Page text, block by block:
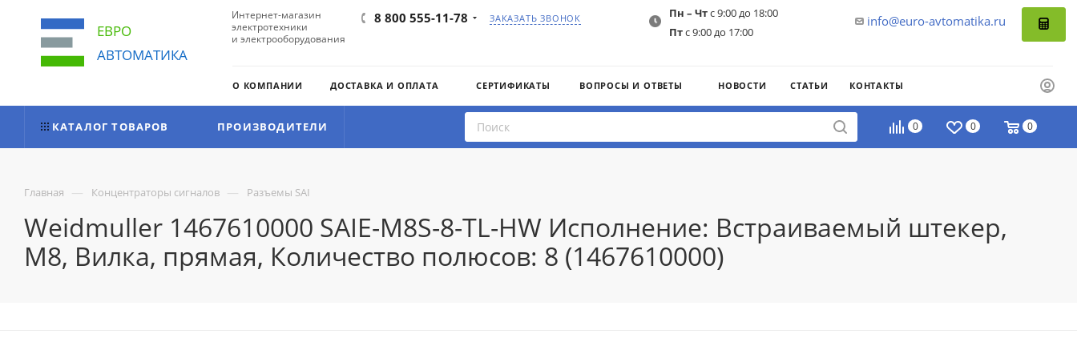
ЕВРО
АВТОМАТИКА
Интернет-магазин
электротехники
и электрооборудования
8 800 555-11-78 ЗАКАЗАТЬ ЗВОНОК info@euro-avtomatika.ru
Пн – Чтс 9:00 до 18:00
Птс 9:00 до 17:00
О КОМПАНИИ ДОСТАВКА И ОПЛАТА СЕРТИФИКАТЫ ВОПРОСЫ И ОТВЕТЫ НОВОСТИ СТАТЬИ КОНТАКТЫ
0 0 0
КАТАЛОГ ТОВАРОВ ПРОИЗВОДИТЕЛИ
Главная — Концентраторы сигналов — Разъемы SAI
Weidmuller 1467610000 SAIE-M8S-8-TL-HW Исполнение: Встраиваемый штекер,
M8, Вилка, прямая, Количество полюсов: 8 (1467610000)